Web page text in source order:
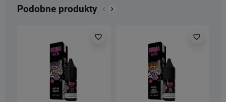
Podobne produkty Poprzedni
keyboard_arrow_left
Następny
keyboard_arrow_right
favorite_border favorite_border